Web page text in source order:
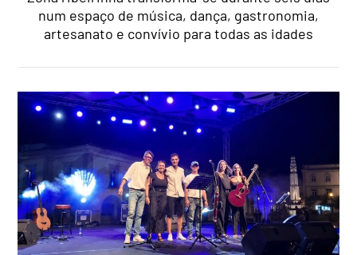
num espaço de música, dança, gastronomia,
artesanato e convívio para todas as idades